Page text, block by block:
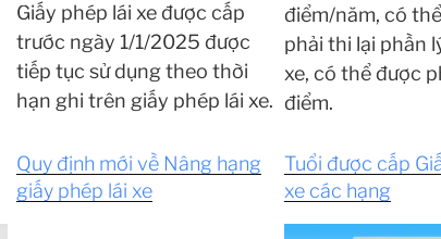
Giấy phép lái xe được cấp
trước ngày 1/1/2025 được
tiếp tục sử dụng theo thời
hạn ghi trên giấy phép lái xe.
điểm/năm, có
phải thi lại phần
xe, có thể được
điểm.
Quy định mới về Nâng hạng
giấy phép lái xe
Tuổi được cấp
xe các hạng